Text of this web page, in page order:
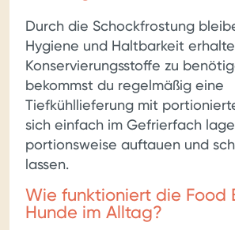
Durch die Schockfrostung
Hygiene und Haltbarkeit
Konservierungsstoffe zu
bekommst du regelmäßig eine
Tiefkühllieferung mit
sich einfach im Gefrierfach
portionsweise auftauen und
lassen.
Wie funktioniert die Food
Hunde im Alltag?